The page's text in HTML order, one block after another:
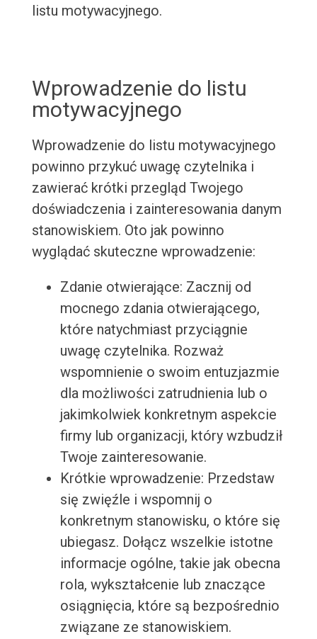
listu motywacyjnego.
Wprowadzenie do listu
motywacyjnego
Wprowadzenie do listu motywacyjnego
powinno przykuć uwagę czytelnika i
zawierać krótki przegląd Twojego
doświadczenia i zainteresowania danym
stanowiskiem. Oto jak powinno
wyglądać skuteczne wprowadzenie:
Zdanie otwierające: Zacznij od
mocnego zdania otwierającego,
które natychmiast przyciągnie
uwagę czytelnika. Rozważ
wspomnienie o swoim entuzjazmie
dla możliwości zatrudnienia lub o
jakimkolwiek konkretnym aspekcie
firmy lub organizacji, który wzbudził
Twoje zainteresowanie.
Krótkie wprowadzenie: Przedstaw
się zwięźle i wspomnij o
konkretnym stanowisku, o które się
ubiegasz. Dołącz wszelkie istotne
informacje ogólne, takie jak obecna
rola, wykształcenie lub znaczące
osiągnięcia, które są bezpośrednio
związane ze stanowiskiem.